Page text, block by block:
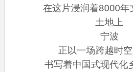
在这片浸润着8000年
土地上
宁波
正以一场跨越时
书写着中国式现代化